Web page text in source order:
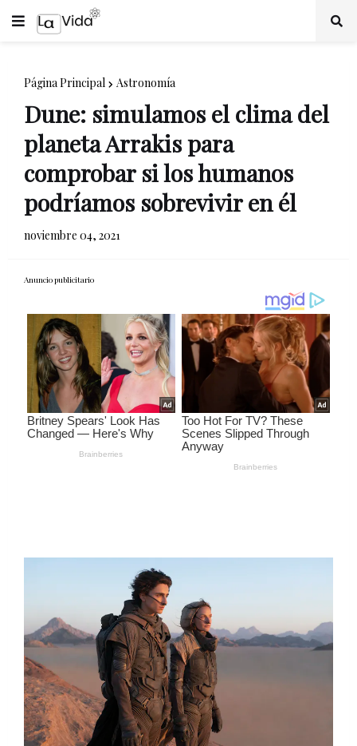
Página Principal Astronomía
Dune: simulamos el clima del
planeta Arrakis para
comprobar si los humanos
podríamos sobrevivir en él
noviembre 04, 2021
Anuncio publicitario